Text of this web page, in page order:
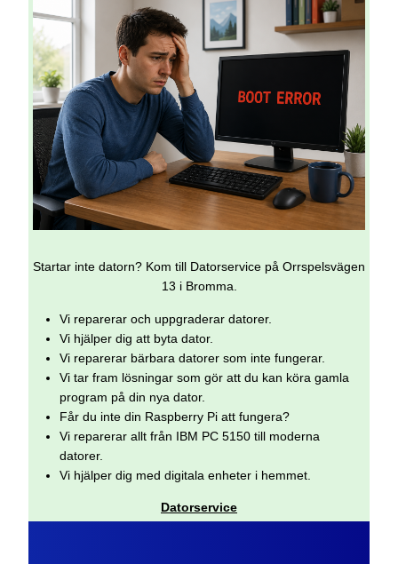
Startar inte datorn? Kom till Datorservice på Orrspelsvägen
13 i Bromma.
Vi reparerar och uppgraderar datorer.
Vi hjälper dig att byta dator.
Vi reparerar bärbara datorer som inte fungerar.
Vi tar fram lösningar som gör att du kan köra gamla
program på din nya dator.
Får du inte din Raspberry Pi att fungera?
Vi reparerar allt från IBM PC 5150 till moderna
datorer.
Vi hjälper dig med digitala enheter i hemmet.
Datorservice